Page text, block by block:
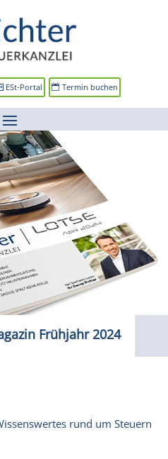
ESt-Portal Termin buchen
Frühjahr 2024
rund um Steuern